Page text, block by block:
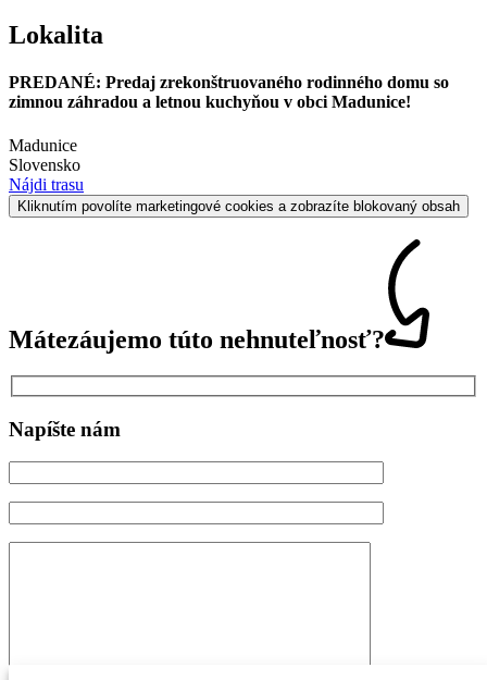
Lokalita
PREDANÉ: Predaj zrekonštruovaného rodinného domu so
zimnou záhradou a letnou kuchyňou v obci Madunice!
Madunice
Slovensko
Nájdi trasu
Kliknutím povolíte marketingové cookies a zobrazíte blokovaný obsah
Mátezáujemo túto nehnuteľnosť?
Napíšte nám